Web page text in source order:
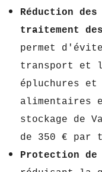
Réduction
traitement
permet
transport et
épluchures et
alimentaires
stockage de
de 350 € par
Protection